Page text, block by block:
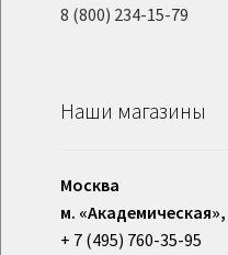
8 (800) 234-15-79
Наши магазины
Москва
м. «Академическая»,
+ 7 (495) 760-35-95